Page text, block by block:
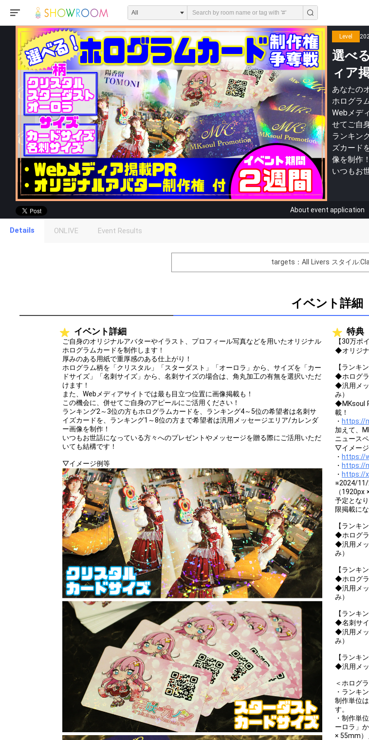
Level
選べ
ィア
あなたの
ホログラ
Webメデ
せてご自
ランキン
ズカード
像を制作！
いつもお
About event application
Level Points
Event Begins!
Throw gifts to the stage and join the live performance.
First, try throwing free Stars (once a day)! You can also charge Show Gold to purchase gifts
(available from 1 JPY)! When you continue to send gifts to the performer(s), the performer's
popularity ranking and your ranking go up.
To cheer on performers, you can send them gifts.
To send performers paid items, you must use Show Gold.
You can
other users.
Close
Details ONLIVE Event Results
targets：All Livers スタイル
イベント詳細
イベント詳細
ご自身のオリジナルアバターやイラスト、プロフィール写真などを用いたオリジナル
ホログラムカードを制作します！
厚みのある用紙で重厚感のある仕上がり！
ホログラム柄を「クリスタル」「スターダスト」「オーロラ」から、サイズを「カー
ドサイズ」「名刺サイズ」から、名刺サイズの場合は、角丸加工の有無を選択いただ
けます！
また、Webメディアサイトでは最も目立つ位置に画像掲載も！
この機会に、併せてご自身のアピールにご活用ください！
ランキング2～3位の方もホログラムカードを、ランキング4～5位の希望者は名刺サ
イズカードを、ランキング1～8位の方まで希望者は汎用メッセージエリア/カレンダ
ー画像を制作！
いつもお世話になっている方々へのプレゼントやメッセージを贈る際にご活用いただ
いても結構です！
▽イメージ例等
特典
【30万ポ
◆オリジナ
【ランキ
◆ホログラ
◆汎用メッ
み）
◆MKsoul
載！
・ https://
加えて、
ニュース
▽イメージ
・ https://
・ https://
・ https://
※2024/11/
（
予定とな
限掲載にな
【ランキ
◆ホログラ
◆汎用メッ
み）
【ランキ
◆ホログラ
◆汎用メッ
み）
【ランキ
◆名刺サイ
◆汎用メッ
み）
【ランキ
◆汎用メッ
＜ホログ
・ランキ
制作単位
す。
・制作単
ーロラ」
× 55mm）